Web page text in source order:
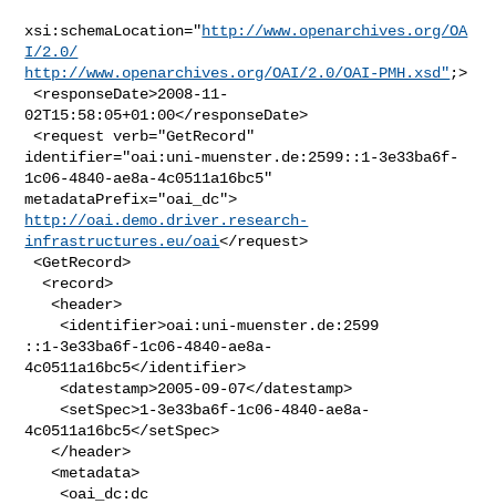
xsi:schemaLocation="http://www.openarchives.org/OA
I/2.0/
http://www.openarchives.org/OAI/2.0/OAI-PMH.xsd" ;>
<responseDate>2008-11-
02T15:58:05+01:00</responseDate>
<request verb="GetRecord"
identifier="oai:uni-muenster.de:2599::1-3e33ba6f-
1c06-4840-ae8a-4c0511a16bc5"
http://oai.demo.driver.research-
infrastructures.eu/oai</request>
<GetRecord>
  <record>
   <header>
    <identifier>oai:uni-muenster.de:2599
::1-3e33ba6f-1c06-4840-ae8a-
4c0511a16bc5</identifier>
    <datestamp>2005-09-07</datestamp>
    <setSpec>1-3e33ba6f-1c06-4840-ae8a-
4c0511a16bc5</setSpec>
   </header>
   <metadata>
    <oai_dc:dc